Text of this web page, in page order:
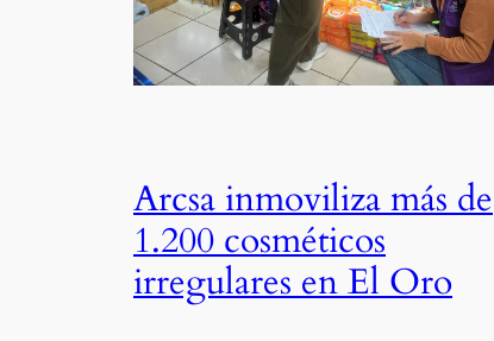
Arcsa inmoviliza más de
1.200 cosméticos
irregulares en El Oro